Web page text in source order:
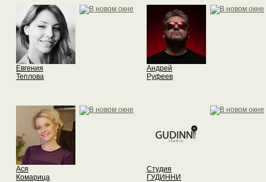
Евгения
Теплова
Андрей
Руфеев
Ася
Комарица
Студия
ГУДИННИ